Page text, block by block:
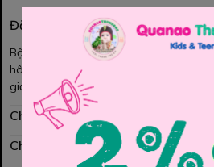
Đặc điểm nổi bật
Bộ Matalan chất thun co dãn, thoải
hôi bé mặc cực xinh nhé Mom, Màu sắc
giản dễ thương , bé mặc thoải mái lắm a.
Chính sách mua hàng
Chính sách đổi hàng